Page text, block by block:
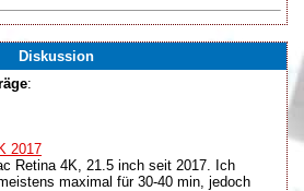
Diskussion
:
2017
Retina 4K, 21.5 inch seit 2017. Ich
maximal für 30-40 min, jedoch